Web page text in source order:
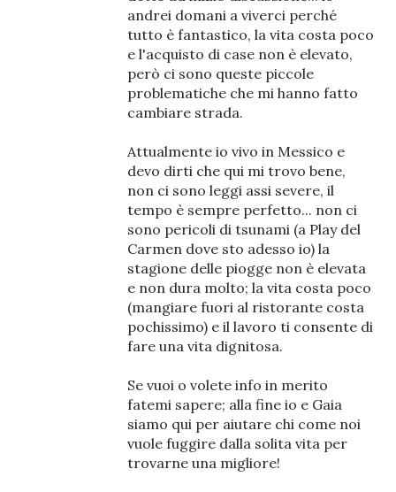
andrei domani a viverci perché
tutto è fantastico, la vita costa poco
e l'acquisto di case non è elevato,
però ci sono queste piccole
problematiche che mi hanno fatto
cambiare strada.
Attualmente io vivo in Messico e
devo dirti che qui mi trovo bene,
non ci sono leggi assi severe, il
tempo è sempre perfetto... non ci
sono pericoli di tsunami (a Play del
Carmen dove sto adesso io) la
stagione delle piogge non è elevata
e non dura molto; la vita costa poco
(mangiare fuori al ristorante costa
pochissimo) e il lavoro ti consente di
fare una vita dignitosa.
Se vuoi o volete info in merito
fatemi sapere; alla fine io e Gaia
siamo qui per aiutare chi come noi
vuole fuggire dalla solita vita per
trovarne una migliore!